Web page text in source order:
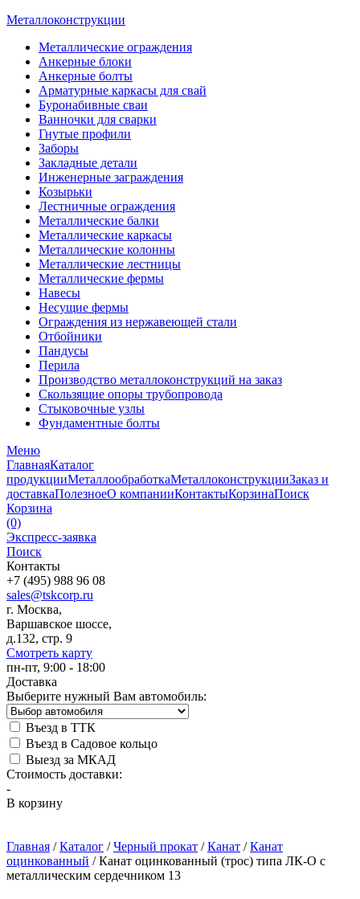
Металлоконструкции
Металлические ограждения
Анкерные блоки
Анкерные болты
Арматурные каркасы для свай
Буронабивные сваи
Ванночки для сварки
Гнутые профили
Заборы
Закладные детали
Инженерные заграждения
Козырьки
Лестничные ограждения
Металлические балки
Металлические каркасы
Металлические колонны
Металлические лестницы
Металлические фермы
Навесы
Несущие фермы
Ограждения из нержавеющей стали
Отбойники
Пандусы
Перила
Производство металлоконструкций на заказ
Скользящие опоры трубопровода
Стыковочные узлы
Фундаментные болты
Меню
ГлавнаяКаталог
продукцииМеталлообработкаМеталлоконструкцииЗаказ и
доставкаПолезноеО компанииКонтактыКорзинаПоиск
Корзина
(0)
Экспресс-заявка
Поиск
Контакты
+7 (495) 988 96 08
sales@tskcorp.ru
г. Москва,
Варшавское шоссе,
д.132, стр. 9
Смотреть карту
пн-пт, 9:00 - 18:00
Доставка
Выберите нужный Вам автомобиль:
Въезд в ТТК
Въезд в Садовое кольцо
Выезд за МКАД
Стоимость доставки:
-
В корзину
Главная /Каталог /Черный прокат /Канат /Канат
оцинкованный /Канат оцинкованный (трос) типа ЛК-О с
металлическим сердечником 13